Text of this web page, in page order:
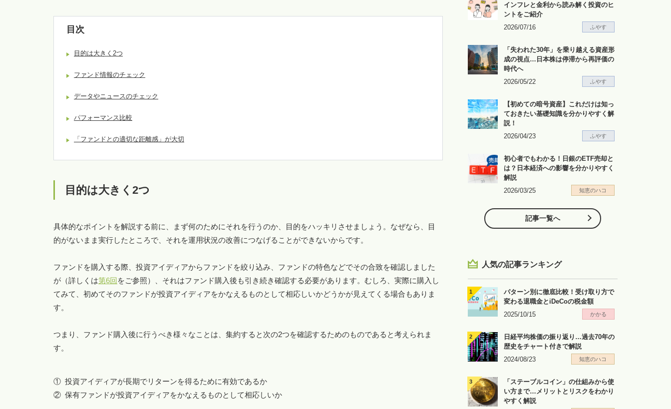
目次
目的は大きく2つ
ファンド情報のチェック
データやニュースのチェック
パフォーマンス比較
「ファンドとの適切な距離感」が大切
目的は大きく2つ
具体的なポイントを解説する前に、まず何のためにそれを行うのか、目的をハッキリさせましょう。なぜなら、目
的がないまま実行したところで、それを運用状況の改善につなげることができないからです。
ファンドを購入する際、投資アイディアからファンドを絞り込み、ファンドの特色などでその合致を確認しました
が（詳しくは第6回 をご参照）、それはファンド購入後も引き続き確認する必要があります。むしろ、実際に購入し
てみて、初めてそのファンドが投資アイディアをかなえるものとして相応しいかどうかが見えてくる場合もありま
す。
つまり、ファンド購入後に行うべき様々なことは、集約すると次の2つを確認するためのものであると考えられま
す。
① 投資アイディアが長期でリターンを得るために有効であるか
② 保有ファンドが投資アイディアをかなえるものとして相応しいか
インフレと金利から読み解く投資のヒ
ントをご紹介
2026/07/16
ふやす
「失われた30年」を乗り越える資産形
成の視点…日本株は停滞から再評価の
時代へ
2026/05/22
ふやす
【初めての暗号資産】これだけは知っ
ておきたい基礎知識を分かりやすく解
説！
2026/04/23
ふやす
初心者でもわかる！日銀のETF売却と
は？日本経済への影響を分かりやすく
解説
2026/03/25
知恵のハコ
記事一覧へ
人気の記事ランキング
パターン別に徹底比較！受け取り方で
変わる退職金とiDeCoの税金額
2025/10/15
かかる
日経平均株価の振り返り…過去70年の
歴史をチャート付きで解説
2024/08/23
知恵のハコ
「ステーブルコイン」の仕組みから使
い方まで…メリットとリスクをわかり
やすく解説